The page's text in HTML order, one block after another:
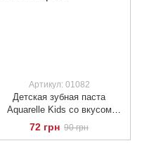
Артикул: 01082
Детская зубная паста
Aquarelle Kids со вкусом
ванильного мороженого, 50
72 грн 90 грн